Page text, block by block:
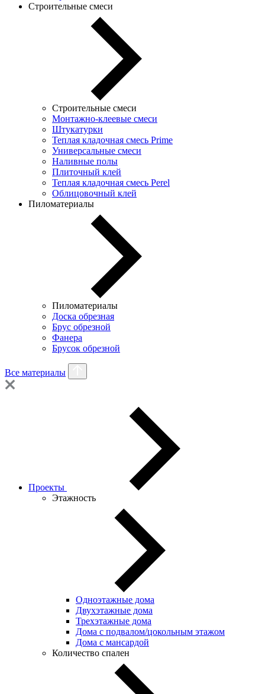
Строительные смеси
Строительные смеси
Монтажно-клеевые смеси
Штукатурки
Теплая кладочная смесь Prime
Универсальные смеси
Наливные полы
Плиточный клей
Теплая кладочная смесь Perel
Облицовочный клей
Пиломатериалы
Пиломатериалы
Доска обрезная
Брус обрезной
Фанера
Брусок обрезной
Все материалы
Проекты
Этажность
Одноэтажные дома
Двухэтажные дома
Трехэтажные дома
Дома с подвалом/цокольным этажом
Дома с мансардой
Количество спален